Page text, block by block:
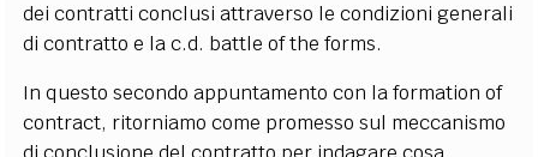
dei contratti conclusi attraverso le condizioni generali
di contratto e la c.d. battle of the forms.
In questo secondo appuntamento con la formation of
contract, ritorniamo come promesso sul meccanismo